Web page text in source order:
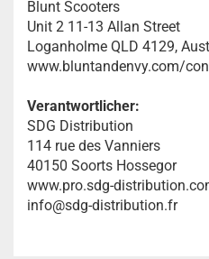
Blunt Scooters
Unit 2 11-13 Allan Street
Loganholme QLD 4129,
www.bluntandenvy.com/
Verantwortlicher:
SDG Distribution
114 rue des Vanniers
40150 Soorts Hossegor
www.pro.sdg-
info@sdg-distribution.fr